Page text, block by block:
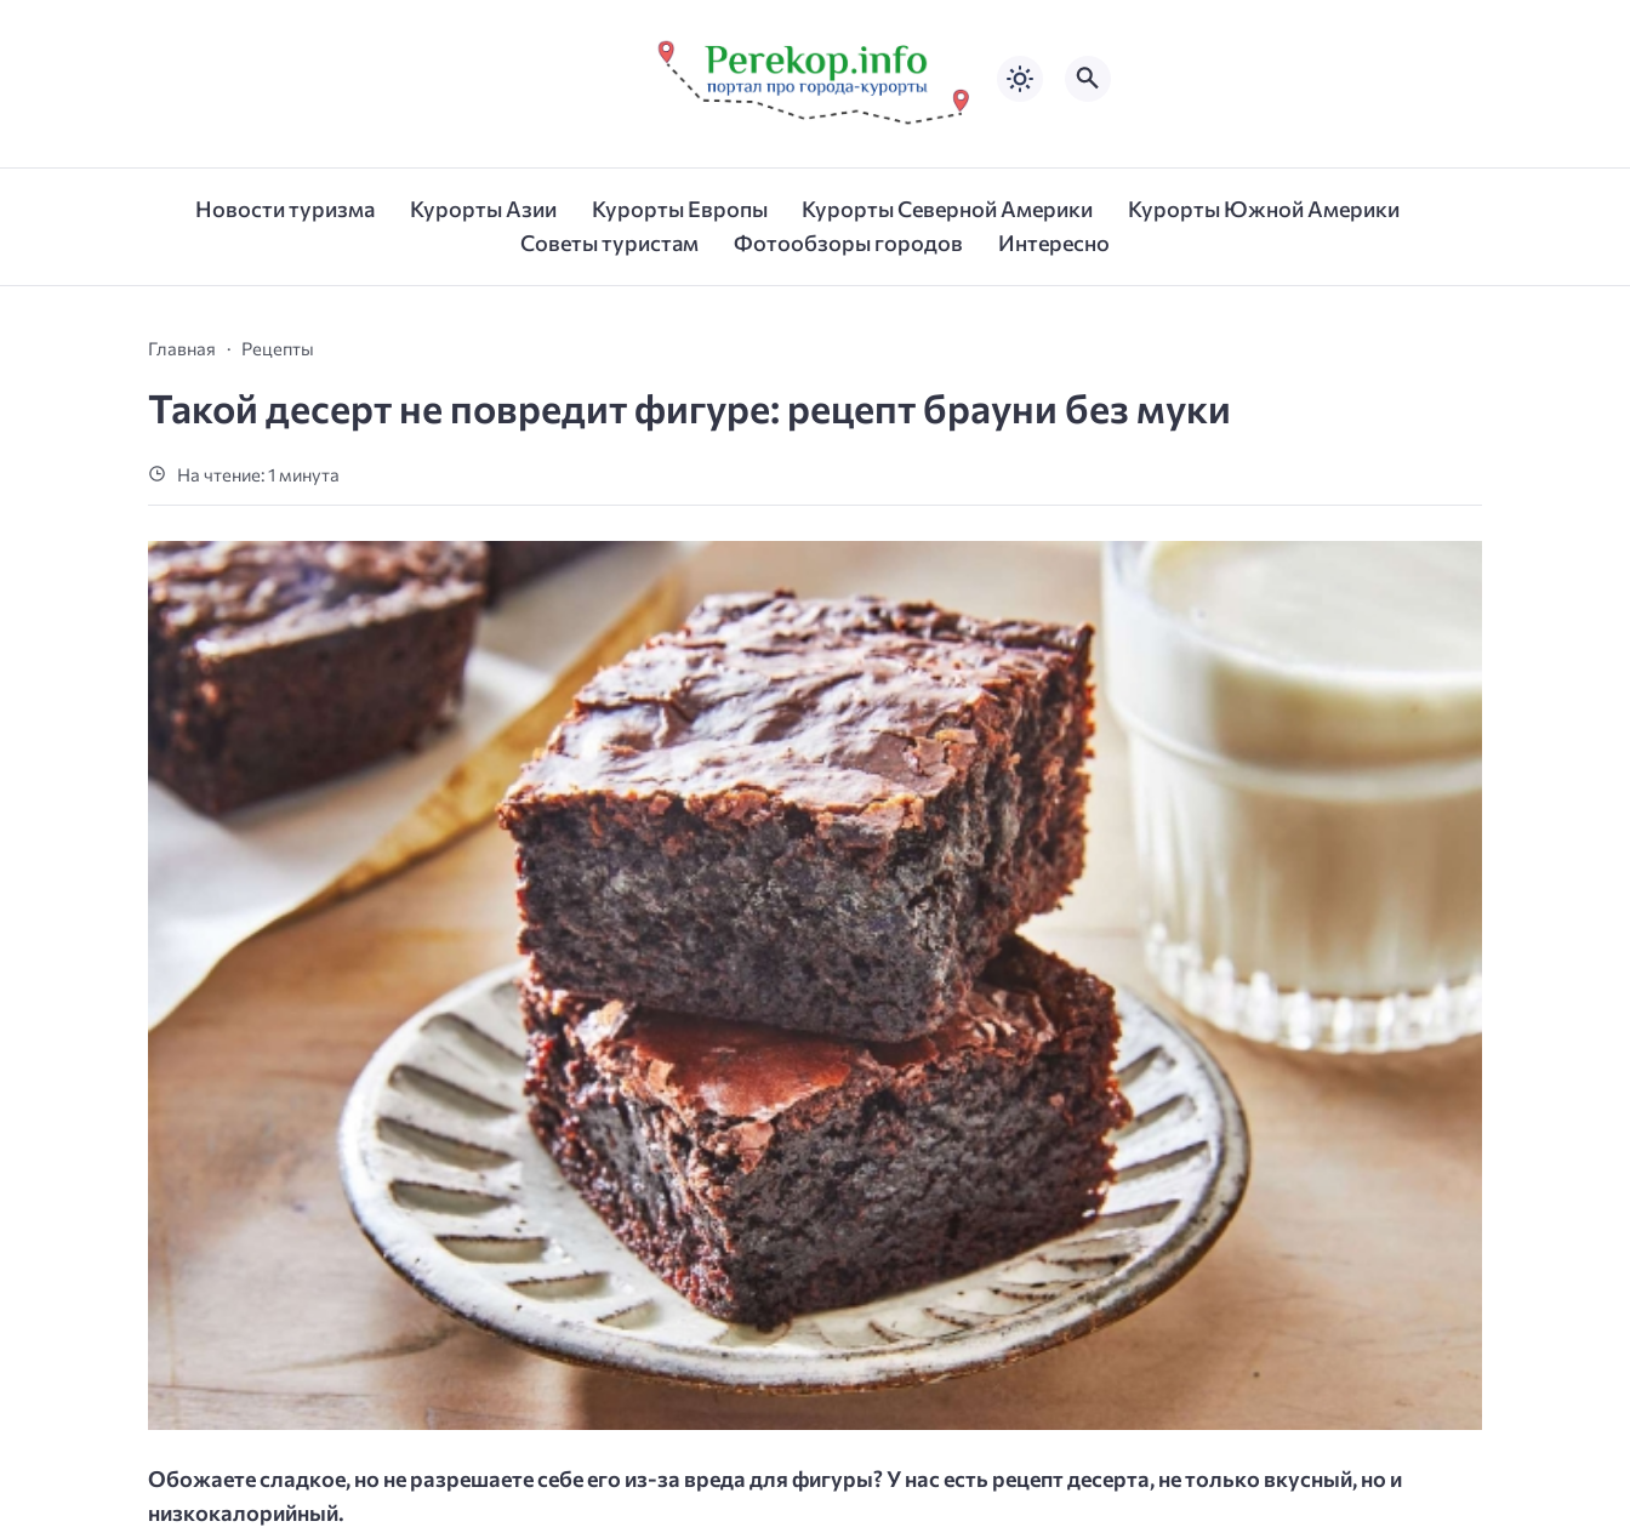
Новости туризма Курорты Азии Курорты Европы Курорты Северной Америки
Курорты Южной Америки
Советы туристам
Фотообзоры городов Интересно
Главная Рецепты
Такой десерт не повредит фигуре: рецепт брауни без муки
На чтение: 1 минута
Обожаете сладкое, но не разрешаете себе его из-за вреда для фигуры? У нас есть рецепт десерта, не только вкусный, но и
низкокалорийный.